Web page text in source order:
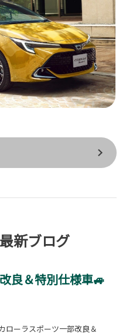
新ブログ
良＆特別仕様車🚙
ーラスポーツ一部改良＆